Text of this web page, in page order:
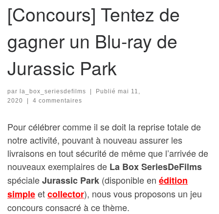
[Concours] Tentez de
gagner un Blu-ray de
Jurassic Park
par la_box_seriesdefilms | Publié mai 11,
2020
| 4 commentaires
Pour célébrer comme il se doit la reprise totale de
notre activité, pouvant à nouveau assurer les
livraisons en tout sécurité de même que l’arrivée de
nouveaux exemplaires de La Box SeriesDeFilms
spécialeJurassic Park (disponible en édition
simpleetcollector), nous vous proposons un jeu
concours consacré à ce thème.